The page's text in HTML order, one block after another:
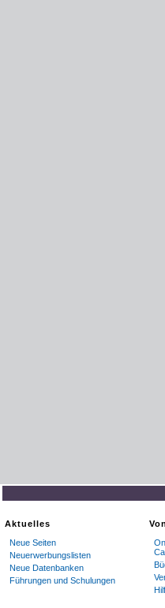
Aktuelles
Neue Seiten
Neuerwerbungslisten
Neue Datenbanken
Führungen und Schulungen